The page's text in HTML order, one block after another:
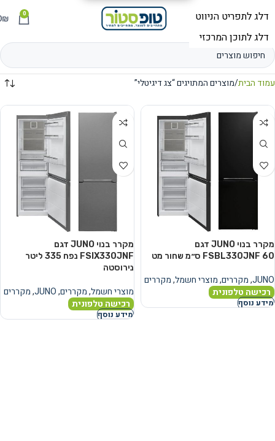
תפריט 0
₪
עמוד הבית מוצרים המתויגים “צג דיגיטלי”
מקרר בנוי JUNO דגם
FSBL330JNF 60 ס״מ שחור מט
JUNO
,מקררים,מוצרי חשמל,מקררים
רכישה טלפונית
מידע נוסף
מקרר בנוי JUNO דגם
FSIX330JNF נפח ‏335 ‏ליטר
נירוסטה
מוצרי חשמל,מקררים,
JUNO
,מקררים
רכישה טלפונית
מידע נוסף